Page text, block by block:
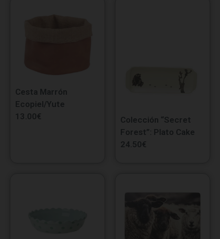
Cesta Marrón
Ecopiel/Yute
13.00€
Colección “Secret
Forest”: Plato Cake
24.50€